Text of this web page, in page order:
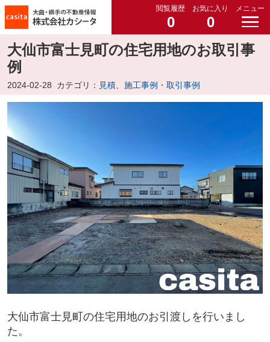
閲覧履歴
0
お気に入り
0
メニュー
大仙市富士見町の住宅用地のお取引事
例
2024-02-28 カテゴリ： 見積、施工事例・取引事例
大仙市富士見町の住宅用地のお引渡しを行いまし
た。